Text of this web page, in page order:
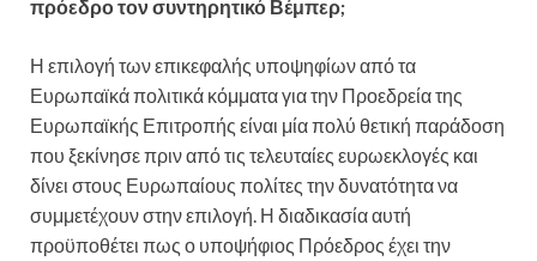
πρόεδρο τον συντηρητικό Βέμπερ;
Η επιλογή των επικεφαλής υποψηφίων από τα
Ευρωπαϊκά πολιτικά κόμματα για την Προεδρεία της
Ευρωπαϊκής Επιτροπής είναι μία πολύ θετική παράδοση
που ξεκίνησε πριν από τις τελευταίες ευρωεκλογές και
δίνει στους Ευρωπαίους πολίτες την δυνατότητα να
συμμετέχουν στην επιλογή. Η διαδικασία αυτή
προϋποθέτει πως ο υποψήφιος Πρόεδρος έχει την